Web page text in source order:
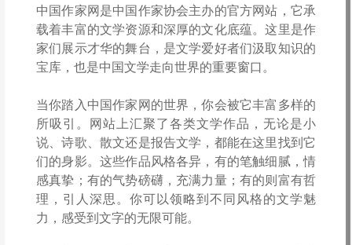
中国作家网是中国作家协会主办的官方网站，它承
载着丰富的文学资源和深厚的文化底蕴。这里是作
家们展示才华的舞台，是文学爱好者们汲取知识的
宝库，也是中国文学走向世界的重要窗口。
当你踏入中国作家网的世界，你会被它丰富多样的
所吸引。网站上汇聚了各类文学作品，无论是小
说、诗歌、散文还是报告文学，都能在这里找到它
们的身影。这些作品风格各异，有的笔触细腻，情
感真挚；有的气势磅礴，充满力量；有的则富有哲
理，引人深思。你可以领略到不同风格的文学魅
力，感受到文字的无限可能。